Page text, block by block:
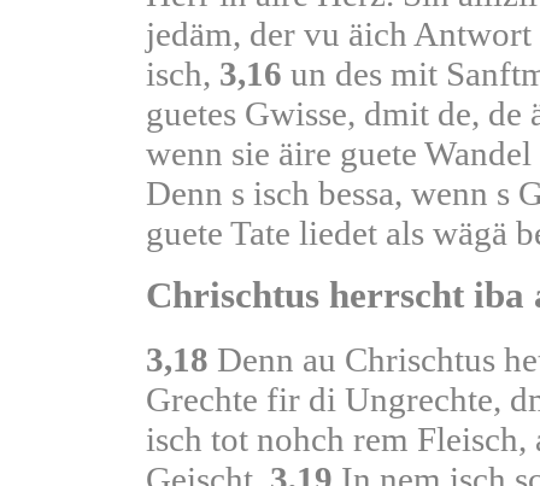
jedäm, der vu äich
isch, 3,16 un des mit
guetes Gwisse, dmit de,
wenn sie äire guete
Denn s isch bessa, wenn s
guete Tate liedet als wägä
Chrischtus herrscht iba
3,18 Denn au Chrischtus
Grechte fir di Ungrechte,
isch tot nohch rem